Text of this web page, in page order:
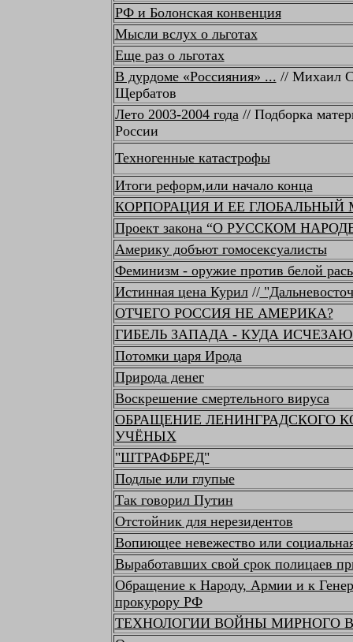
РФ и Болонская конвенция
Мысли вслух о льготах
Еще раз о льготах
В дурдоме «Россияния» ... // Михаил
Щербатов
Лето 2003-2004 года// Подборка
России
Техногенные катастрофы
Итоги реформ,или начало конца
КОРПОРАЦИЯ И ЕЕ ГЛОБАЛЬНЫЙ
Проект закона “О РУССКОМ
Америку добъют гомосексуалисты
Феминизм - оружие против белой
Истинная цена Курил//
ОТЧЕГО РОССИЯ НЕ АМЕРИКА?
ГИБЕЛЬ ЗАПАДА - КУДА
Потомки царя Ирода
Природа денег
Воскрешение смертельного вируса
ОБРАЩЕНИЕ ЛЕНИНГРАДСКОГО
УЧЁНЫХ
"ШТРАФБРЕД"
Подлые или глупые
Так говорил Путин
Отстойник для нерезидентов
Вопиющее невежество или
Выработавших свой срок полицаев
Обращение к Народу, Армии и к
прокурору РФ
ТЕХНОЛОГИИ ВОЙНЫ МИРНОГО